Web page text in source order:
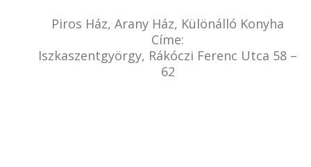
Piros Ház, Arany Ház, Különálló Konyha
Címe:
Iszkaszentgyörgy, Rákóczi Ferenc Utca 58 –
62